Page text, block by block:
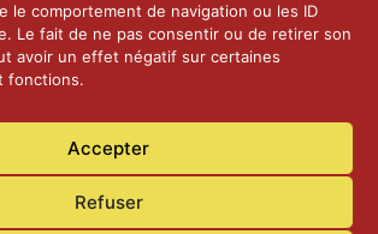
le comportement de navigation ou les ID
Le fait de ne pas consentir ou de retirer son
avoir un effet négatif sur certaines
fonctions.
Accepter
Refuser
2025 – Palais Fédéral – Berne
25 juin 2026
Aînés – Noël 2024